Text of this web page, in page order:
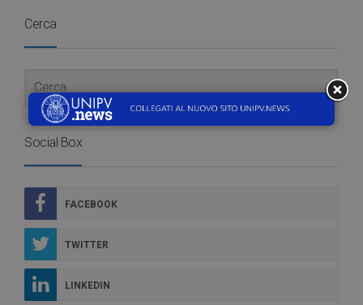
Cerca
Social Box
FACEBOOK
TWITTER
LINKEDIN